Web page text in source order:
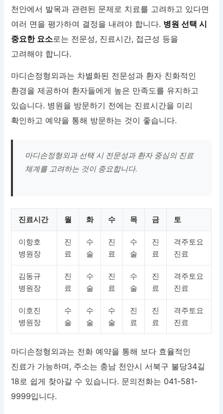
천안에서 발목과 관련된 문제로 치료를 고려하고 있다면
여러 면을 평가하여 결정을 내려야 합니다. 병원 선택 시
중요한 요소로는 전문성, 진료시간, 접근성 등을
고려해야 합니다.
마디손정형외과는 차별화된 전문성과 환자 친화적인
환경을 제공하여 환자들에게 높은 만족도를 유지하고
있습니다. 병원을 방문하기 전에는 진료시간을 미리
확인하고 예약을 통해 방문하는 것이 좋습니다.
마디손정형외과 선택 시 전문성과 환자 중심의 진료
체계를 고려하는 것이 중요합니다.
진료시간 월 화 수 목 금 토
이항호
병원장
진
료
수
술
진
료
수
술
진
료
격주토요
진료
김동규
병원장
진
료
수
술
진
료
수
술
진
료
격주토요
진료
이호진
병원장
수
술
수
술
수
술
진
료
진
료
격주토요
진료
마디손정형외과는 전화 예약을 통해 보다 효율적인
진료가 가능하며, 주소는 충남 천안시 서북구 불당34길
18로 쉽게 찾아갈 수 있습니다. 문의전화는 041-581-
9999입니다.